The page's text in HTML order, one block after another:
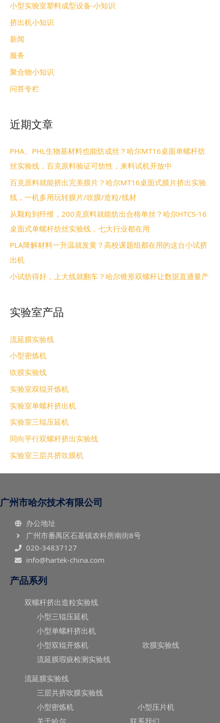
小型实验室塑料成型设备-小知识
挤出机小知识
新闻
服务
聚合物小知识
问答专栏
近期文章
PHA、PHL生物基材料也能纺成丝？哈尔MT16桌面单螺杆纺
丝实验线，百克原料验证可纺性，来料试机开放中
百克原料就能挤出完美膜片？哈尔MT16桌面式膜片挤出实验
线，一机多用玩转膜片/吹膜/造粒/线材
从颗粒到纤维，200克原料就能纺出合格单丝？哈尔HTCS-16
桌面式单螺杆纺丝实验线，七大行业都在用
PLA降解材料一升温就发黄？高校课题组都在用的这台小试挤
出机
小试纺得好，上大线就翻车？哈尔锥形双螺杆让数据直通量产
实验室产品
流延膜实验线
小型密炼机
吹膜实验线
实验室双辊开炼机
实验室单螺杆挤出机
实验室三辊压延机
同向平行双螺杆挤出实验线
实验室三层共挤吹膜机
广州市哈尔技术有限公司
办公地址
广州市番禺区石基镇农科所南街8号
020-34837127
info@hartek-china.com
产品系列
双螺杆挤出造粒实验线
小型三辊压延机
小型单螺杆挤出机
小型双辊开炼机
吹膜实验线
流延膜瑕疵检测实验线
流延膜实验线
三层共挤吹膜实验线
小型密炼机
小型压片机